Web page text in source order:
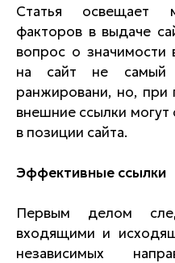
Статья освещает
факторов в выдаче
вопрос о значимости
на сайт не самый
ранжировани, но, при
внешние ссылки
в позиции сайта.
Эффективные ссылки
Первым делом
входящими и
независимых